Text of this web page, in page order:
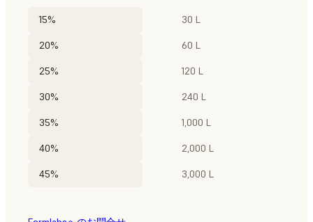
15% 30 L
20% 60 L
25% 120 L
30% 240 L
35% 1,000 L
40% 2,000 L
45% 3,000 L